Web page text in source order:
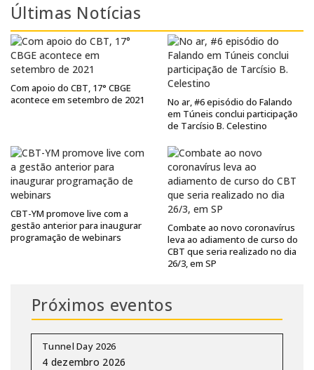
Últimas Notícias
Com apoio do CBT, 17° CBGE
acontece em setembro de 2021
No ar, #6 episódio do Falando
em Túneis conclui participação
de Tarcísio B. Celestino
CBT-YM promove live com a
gestão anterior para inaugurar
programação de webinars
Combate ao novo coronavírus
leva ao adiamento de curso do
CBT que seria realizado no dia
26/3, em SP
Próximos eventos
Tunnel Day 2026